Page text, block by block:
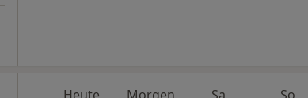
Heute Morgen Sa, So,